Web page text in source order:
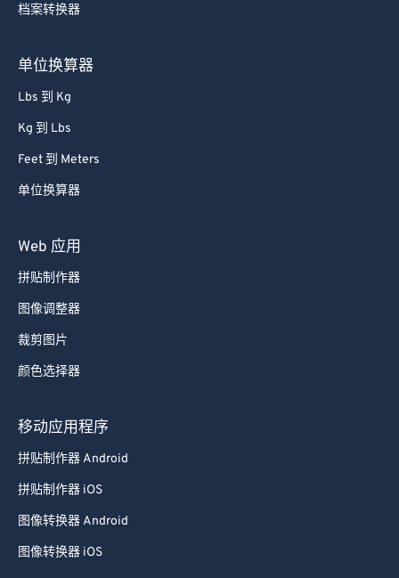
档案转换器
单位换算器
Lbs 到 Kg
Kg 到 Lbs
Feet 到 Meters
单位换算器
Web 应用
拼贴制作器
图像调整器
裁剪图片
颜色选择器
移动应用程序
拼贴制作器 Android
拼贴制作器 iOS
图像转换器 Android
图像转换器 iOS